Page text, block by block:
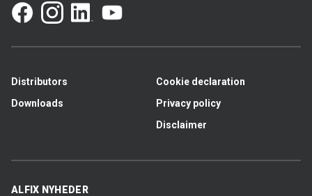
Distributors
Downloads
Cookie declaration
Privacy policy
Disclaimer
ALFIX NYHEDER